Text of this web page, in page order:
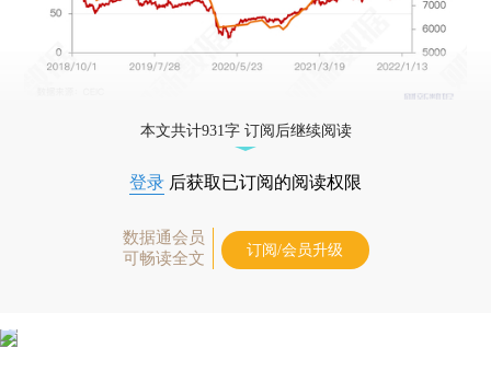
本文共计931字 订阅后继续阅读
登录 后获取已订阅的阅读权限
数据通会员
可畅读全文
订阅/会员升级